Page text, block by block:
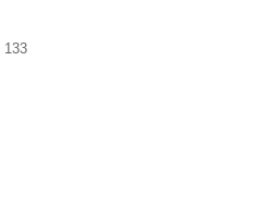
133